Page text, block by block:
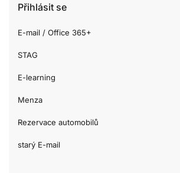
Přihlásit se
E-mail / Office 365+
STAG
E-learning
Menza
Rezervace automobilů
starý E-mail